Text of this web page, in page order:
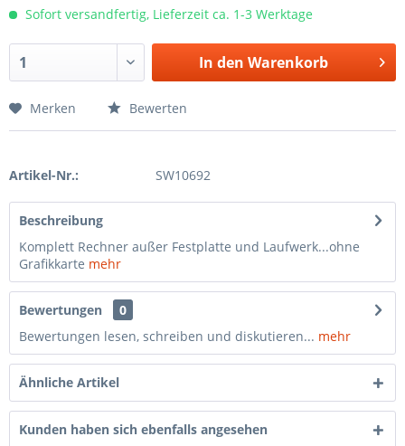
Sofort versandfertig, Lieferzeit ca. 1-3 Werktage
In den Warenkorb
Merken Bewerten
Artikel-Nr.: SW10692
Beschreibung
Komplett Rechner außer Festplatte und Laufwerk...ohne
Grafikkarte mehr
Bewertungen
0
Bewertungen lesen, schreiben und diskutieren... mehr
Ähnliche Artikel
Kunden haben sich ebenfalls angesehen